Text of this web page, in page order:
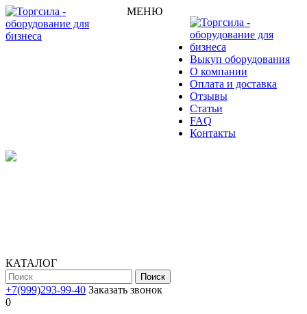
МЕНЮ
Выкуп оборудования
О компании
Оплата и доставка
Отзывы
Статьи
FAQ
Контакты
КАТАЛОГ
Поиск
+7(999)293-99-40 Заказать звонок
0